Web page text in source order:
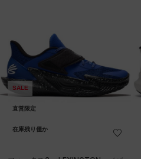
SALE
直営限定
在庫残り僅か